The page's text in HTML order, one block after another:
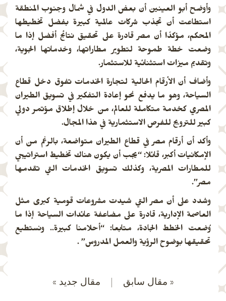
وأوضح أبو العينين أن بعض الدول في شمال وجنوب المنطقة
استطاعت أن تجذب شركات عالمية كبيرة بفضل تخطيطها
المحكم، مؤكدًا أن مصر قادرة على تحقيق نتائج أفضل إذا ما
وضعت خطة طموحة لتطوير مطاراتها، وخدماتها الجوية،
وتقديم ميزات استثنائية للاستثمار.
وأضاف أن الأرقام الحالية لتجارة الخدمات تفوق دخل قطاع
السياحة، وهو ما يدفع نحو إعادة التفكير في تسويق الطيران
المصري كخدمة متكاملة للعالم، من خلال إطلاق مؤتمر دولي
كبير للترويج للفرص الاستثمارية في هذا المجال.
وأكد أن أرقام مصر في قطاع الطيران متواضعة، بالرغم من أن
الإمكانيات أكبر، قائلا: “يجب أن يكون هناك تخطيط استراتيجي
للمطارات المصرية، وكذلك تسويق الخدمات التي تقدمها
مصر”.
وشدد على أن مصر التي شيدت مشروعات قومية كبرى مثل
العاصمة الإدارية، قادرة على مضاعفة عائدات السياحة إذا ما
وُضعت الخطط الجادة، متابعا: “أحلامنا كبيرة.. ونستطيع
تحقيقها بوضوح الرؤية والعمل المدروس” .
« مقال سابق | مقال جديد »